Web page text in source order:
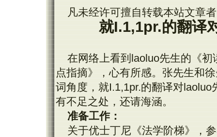
凡未经许可擅自转载本站文章
就I.1,1pr.的翻译
在网络上看到 laoluo先生的《初
点指摘》，心有所感。张先生和
词角度，就I.1,1pr.的翻译对laoluo
有不足之处，还请海涵。
准备工作：
关于优士丁尼《法学阶梯》，